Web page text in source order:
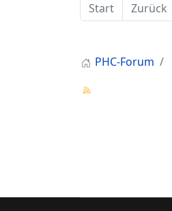
Start Zurück
PHC-Forum